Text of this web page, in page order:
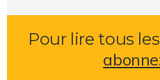
Pour lire tous